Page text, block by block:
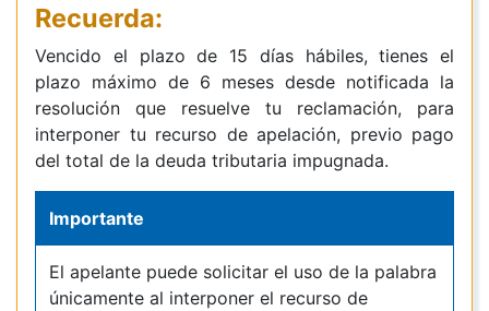
Recuerda:
Vencido el plazo de 15 días hábiles, tienes el
plazo máximo de 6 meses desde notificada la
resolución que resuelve tu reclamación, para
interponer tu recurso de apelación, previo pago
del total de la deuda tributaria impugnada.
Importante
El apelante puede solicitar el uso de la palabra
únicamente al interponer el recurso de